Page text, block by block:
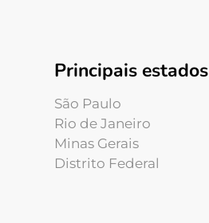
Principais estados
São Paulo
Rio de Janeiro
Minas Gerais
Distrito Federal